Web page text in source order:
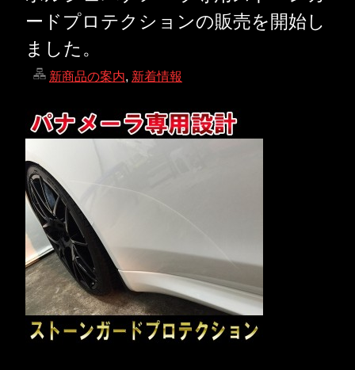
ードプロテクションの販売を開始し
ました。
新商品の案内, 新着情報